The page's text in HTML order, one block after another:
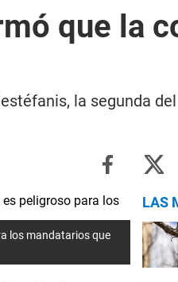
que la
la segunda
los mandatarios que
LAS